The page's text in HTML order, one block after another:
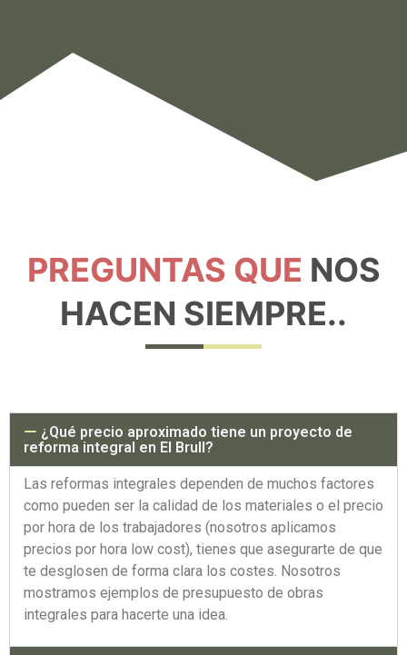
PREGUNTAS QUE NOS
HACEN SIEMPRE..
¿Qué precio aproximado tiene un proyecto de
reforma integral en El Brull?
Las reformas integrales dependen de muchos factores
como pueden ser la calidad de los materiales o el precio
por hora de los trabajadores (nosotros aplicamos
precios por hora low cost), tienes que asegurarte de que
te desglosen de forma clara los costes. Nosotros
mostramos ejemplos de presupuesto de obras
integrales para hacerte una idea.